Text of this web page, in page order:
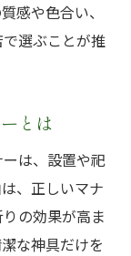
感や色合い、
選ぶことが推
とは
は、設置や祀
、正しいマナ
の効果が高ま
な神具だけを